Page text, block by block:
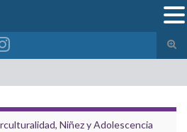
el
Niñez y Adolescencia